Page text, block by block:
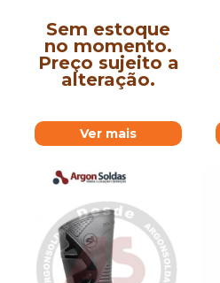
Sem estoque
no momento.
Preço sujeito a
alteração.
Ver mais